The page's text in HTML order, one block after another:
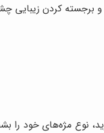
و برجسته کردن زیبایی
مژه‌های خود را